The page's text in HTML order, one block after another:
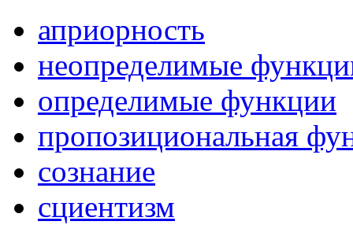
априорность
неопределимые
определимые функции
пропозициональная
сознание
сциентизм